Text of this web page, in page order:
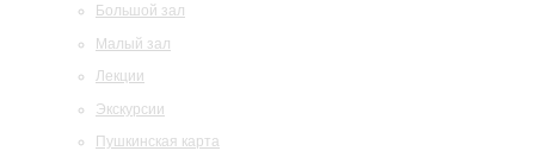
Большой зал
Малый зал
Лекции
Экскурсии
Пушкинская карта